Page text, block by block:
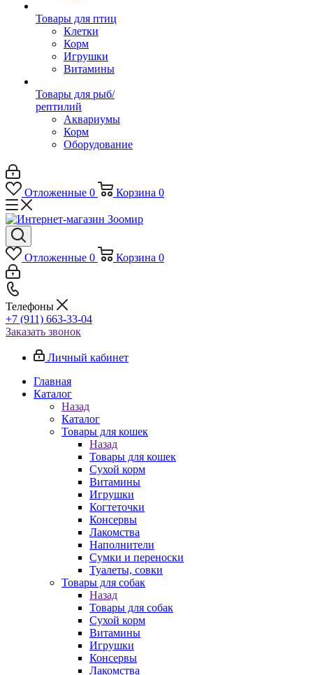
Товары для птиц
Клетки
Корм
Игрушки
Витамины
Товары для рыб/
рептилий
Аквариумы
Корм
Оборудование
Отложенные 0 Корзина 0
Отложенные 0 Корзина 0
Телефоны
+7 (911) 663-33-04
Заказать звонок
Личный кабинет
Главная
Каталог
Назад
Каталог
Товары для кошек
Назад
Товары для кошек
Cухой корм
Витамины
Игрушки
Когтеточки
Консервы
Лакомства
Наполнители
Сумки и переноски
Туалеты, совки
Товары для собак
Назад
Товары для собак
Cухой корм
Витамины
Игрушки
Консервы
Лакомства